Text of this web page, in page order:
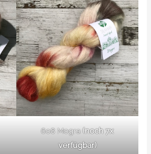
608 Mogra(noch 7x
verfügbar)